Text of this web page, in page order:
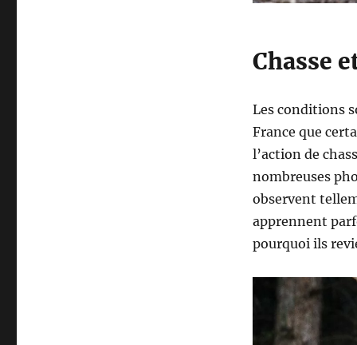
Chasse
Les conditions
France que
l’action de
nombreuses
observent
apprennent
pourquoi ils